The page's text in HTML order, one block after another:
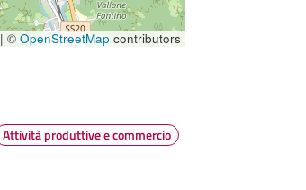
| © OpenStreetMap contributors
Attività produttive e commercio